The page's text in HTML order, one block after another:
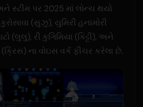
સ્ટીમ પર 2025 માં લોન્ચ થયો
કુરોસાવા (સુઝુ), યુમિરી હનામોરી
(લુલુ), રી કુગિમિયા (કિટ્ટી), અને
ના વોઇસ વર્ક ફીચર કરેલા છે.